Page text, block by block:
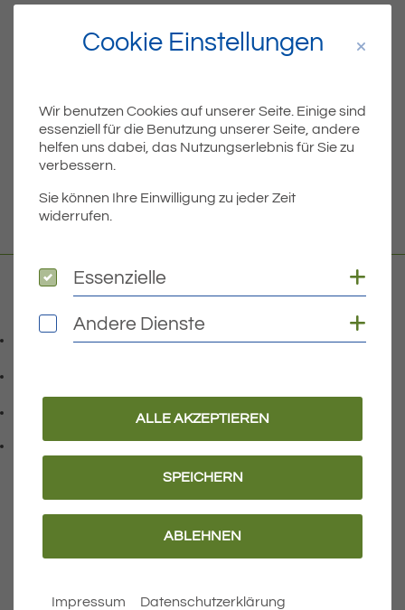
Dateiname MIBLA-23.PDF
Dateigröße 1.90 MB
DOWNLOAD
07541 9708-0
Telefonnummer: 0 7 5 4 1 9 7 0 8 0
info@eriskirch.de
E-Mail Adresse: info@eriskirch.de
Adresse:
Wichtige Links
Cookie Einstellungen
Wir benutzen Cookies auf unserer Seite. Einige sind
essenziell für die Benutzung unserer Seite, andere
helfen uns dabei, das Nutzungserlebnis für Sie zu
verbessern.
Sie können Ihre Einwilligung zu jeder Zeit
widerrufen.
Essenzielle
Essenzielle
Andere Dienste
Andere Dienste
ALLE AKZEPTIEREN
SPEICHERN
ABLEHNEN
Impressum
Datenschutzerklärung